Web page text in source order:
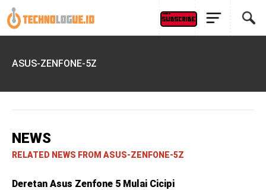
ASUS-ZENFONE-5Z
NEWS
RELATED NEWS FROM ASUS-ZENFONE-5Z
Deretan Asus Zenfone 5 Mulai Cicipi